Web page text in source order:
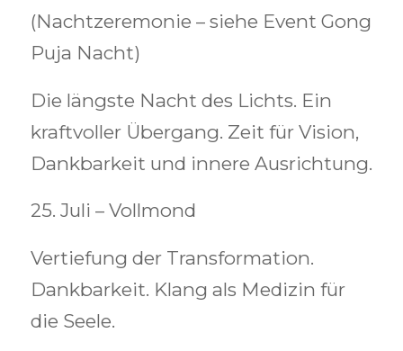
(Nachtzeremonie – siehe Event Gong
Puja Nacht)
Die längste Nacht des Lichts. Ein
kraftvoller Übergang. Zeit für Vision,
Dankbarkeit und innere Ausrichtung.
25. Juli – Vollmond
Vertiefung der Transformation.
Dankbarkeit. Klang als Medizin für
die Seele.